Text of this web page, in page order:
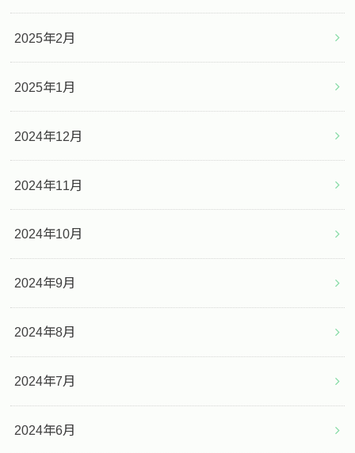
2025年2月
2025年1月
2024年12月
2024年11月
2024年10月
2024年9月
2024年8月
2024年7月
2024年6月